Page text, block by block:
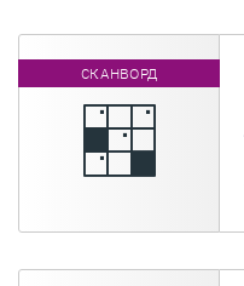
СКАНВОРД